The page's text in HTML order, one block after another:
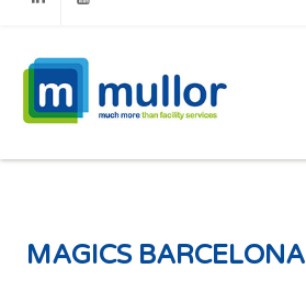
LinkedinYoutube
MAGICS BARCELONA